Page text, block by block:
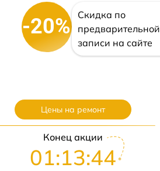
-20%
Скидка по
предварительной
записи на сайте
Цены на ремонт
Конец акции
01:13:43